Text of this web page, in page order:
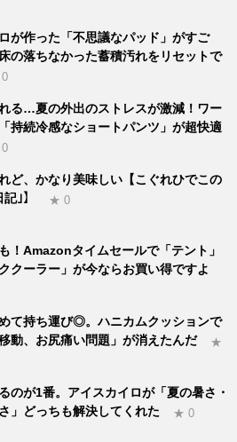
が作った「不思議なパッド」がすご
の落ちなかった蓄積汚れをリセットで
る…夏の外出のストレスが激減！ワー
持続冷感なショートパンツ」が超快適
ど、かなり美味しい【こぐれひでこの
｣】
★ 0
！Amazonタイムセールで「テント」
クーラー」が今ならお買い得ですよ
て持ち運び◎。ハニカムクッションで
移動、お尻痛い問題」が消えたんだ
★
のが1番。アイスカイロが「夏の暑さ・
」どっちも解決してくれた
★ 0